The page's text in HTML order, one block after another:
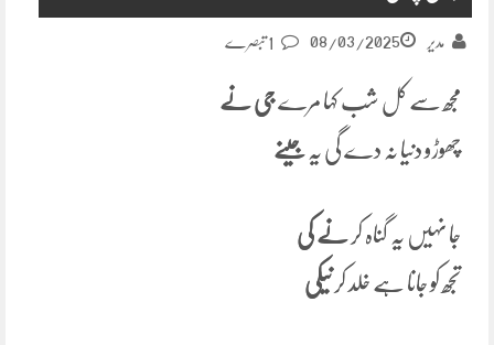
مدیر 08/03/2025
مجھ سے کل شب کہا مرےجی نے
چھوڑو دنیا نہ دے گی یہ جینے
جا نہیں یہ گناہ کر نے کی
تجھ کو جانا ہے خلد کر نیکی